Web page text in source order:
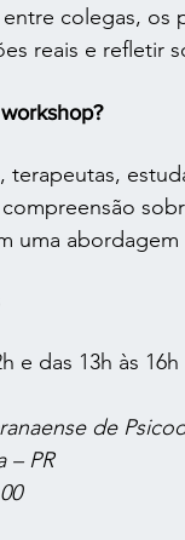
colegas,
reais e refletir
terapeutas,
uma abordagem
e das 13h às 16h
de
– PR